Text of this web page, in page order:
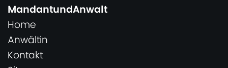
MandantundAnwalt
Home
Anwältin
Kontakt